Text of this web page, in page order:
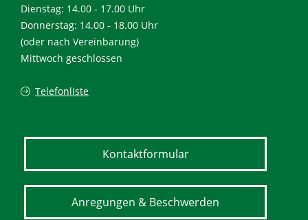
Dienstag: 14.00 - 17.00 Uhr
Donnerstag: 14.00 - 18.00 Uhr
(oder nach Vereinbarung)
Mittwoch geschlossen
Telefonliste
Kontaktformular
Anregungen & Beschwerden